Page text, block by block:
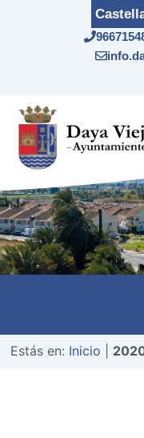
Estás en: Inicio